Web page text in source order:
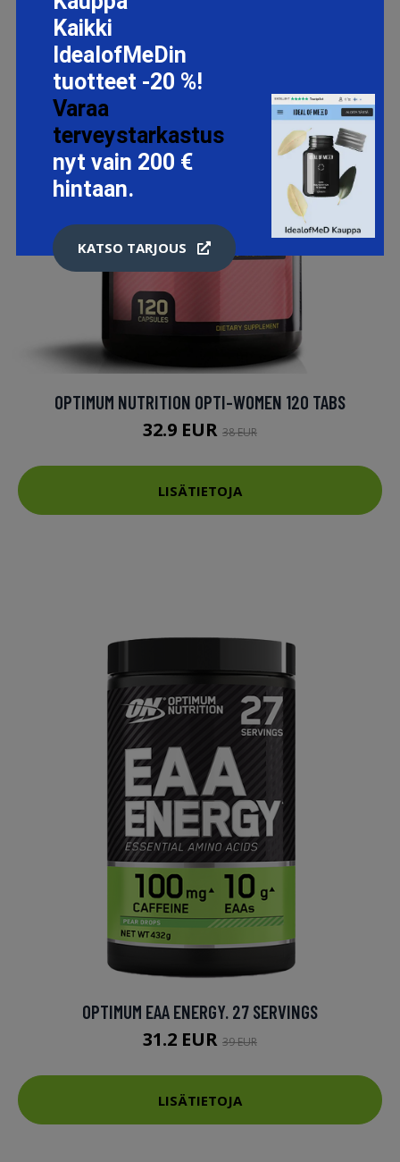
OPTIMUM NUTRITION OPTI-WOMEN 120 TABS
32.9 EUR 38 EUR
LISÄTIETOJA
OPTIMUM EAA ENERGY. 27 SERVINGS
31.2 EUR 39 EUR
LISÄTIETOJA
Kaikki
IdealofMeDin
tuotteet -20 %!
Varaa
terveystarkastus
nyt vain 200 €
hintaan.
KATSO TARJOUS